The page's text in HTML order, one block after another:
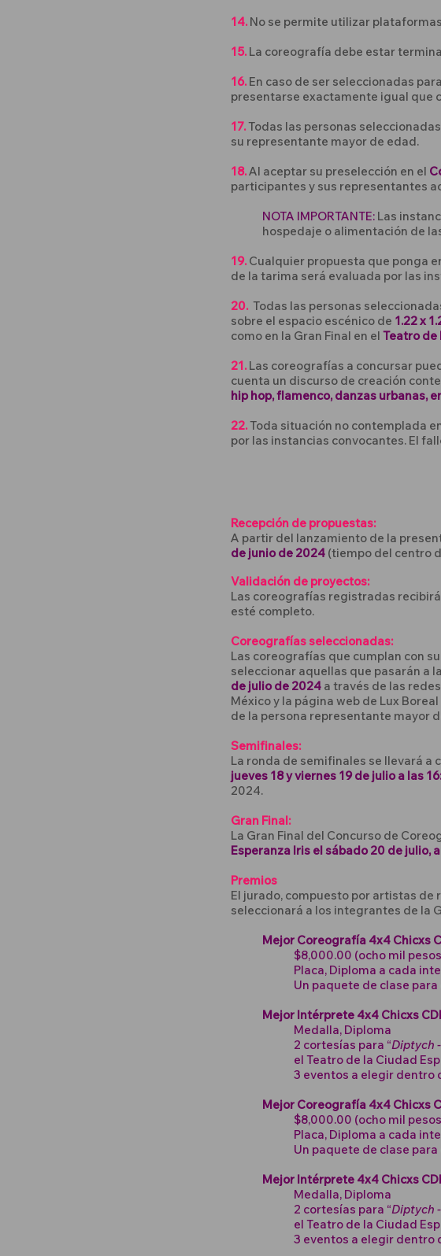
14. No se permite utilizar
15. La coreografía debe estar
16. En caso de ser seleccionadas
presentarse exactamente igual que
17. Todas las personas
su representante mayor de edad.
18.Al aceptar su preselección en el
participantes y sus representantes
NOTA IMPORTANTE: Las
hospedaje o alimentación de
19. Cualquier propuesta que ponga
de la tarima será evaluada por las
20. Todas las personas
sobre el espacio escénico de 1.22 x
como en la Gran Final en el Teatro de
21. Las coreografías a concursar
cuenta un discurso de creación
hip hop, flamenco, danzas urbanas,
22. Toda situación no contemplada
por las instancias convocantes. El
Recepción de propuestas:
A partir del lanzamiento de la
de junio de 2024 (tiempo del centro
Validación de proyectos:
Las coreografías registradas
esté completo.
Coreografías seleccionadas:
Las coreografías que cumplan con
seleccionar aquellas que pasarán a
de julio de 2024 a través de las
México y la página web de Lux Boreal
de la persona representante mayor
Semifinales:
La ronda de semifinales se llevará a
jueves 18 y viernes 19 de julio a las
2024.
Gran Final:
La Gran Final del Concurso de
Esperanza Iris el sábado 20 de julio,
Premios
El jurado, compuesto por artistas
seleccionará a los integrantes de la
Mejor Coreografía 4x4 Chicxs
$8,000.00 (ocho mil
Placa, Diploma a cada
Un paquete de clase
Mejor Intérprete 4x4 Chicxs
Medalla, Diploma
2 cortesías para “Diptych
el Teatro de la Ciudad
3 eventos a elegir dentro
Mejor Coreografía 4x4 Chicxs
$8,000.00 (ocho mil
Placa, Diploma a cada
Un paquete de clase
Mejor Intérprete 4x4 Chicxs
Medalla, Diploma
2 cortesías para “Diptych
el Teatro de la Ciudad
3 eventos a elegir dentro